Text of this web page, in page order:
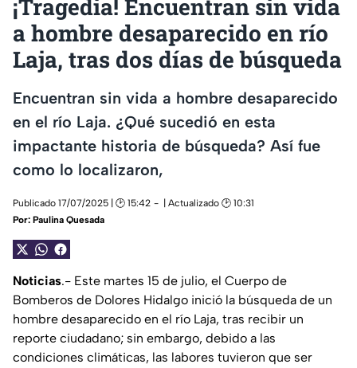
¡Tragedia! Encuentran sin vida
a hombre desaparecido en río
Laja, tras dos días de búsqueda
Encuentran sin vida a hombre desaparecido
en el río Laja. ¿Qué sucedió en esta
impactante historia de búsqueda? Así fue
como lo localizaron,
Publicado 17/07/2025 | 🕑 15:42
| Actualizado 🕑 10:31
Por: Paulina Quesada
Noticias.- Este martes 15 de julio, el Cuerpo de
Bomberos de Dolores Hidalgo inició la búsqueda de un
hombre desaparecido en el río Laja, tras recibir un
reporte ciudadano; sin embargo, debido a las
condiciones climáticas, las labores tuvieron que ser